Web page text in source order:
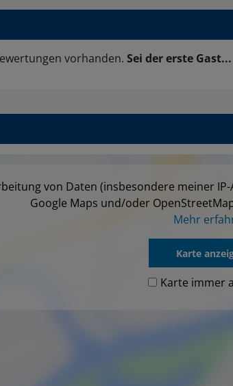
vorhanden. Sei der erste Gast...
von Daten (insbesondere meiner
Google Maps und/oder
Mehr
Karte
Karte immer